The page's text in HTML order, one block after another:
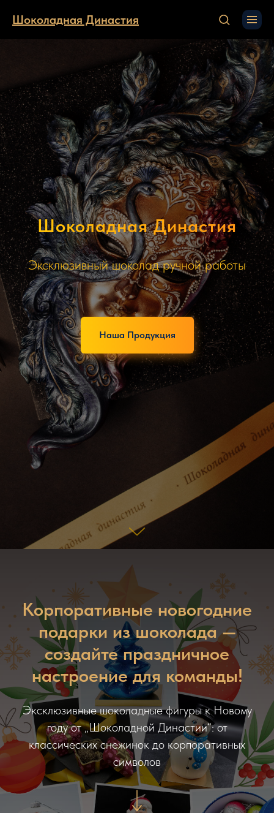
Шоколадная Династия
Шоколадная Династия
Эксклюзивный шоколад ручной работы
Наша Продукция
Корпоративные новогодние
подарки из шоколада —
создайте праздничное
настроение для команды!
Эксклюзивные шоколадные фигуры к Новому
году от „Шоколадной Династии“: от
классических снежинок до корпоративных
символов